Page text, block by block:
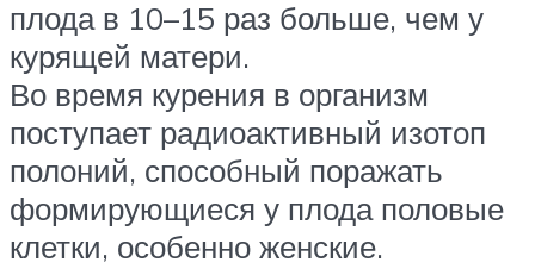
плода в 10–15 раз больше, чем у
курящей матери.
Во время курения в организм
поступает радиоактивный изотоп
полоний, способный поражать
формирующиеся у плода половые
клетки, особенно женские.